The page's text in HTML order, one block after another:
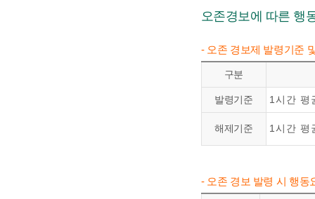
오존경보에 따른 행
- 오존 경보제 발령기준
구분
발령기준 1시간 평
해제기준 1시간 평
- 오존 경보 발령 시 행동